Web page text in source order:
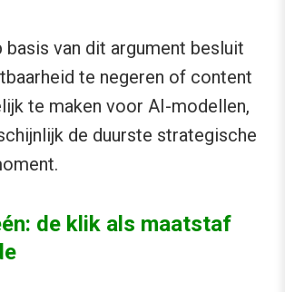
basis van dit argument besluit
te negeren of content
te maken voor AI-modellen,
de duurste strategische
de klik als maatstaf